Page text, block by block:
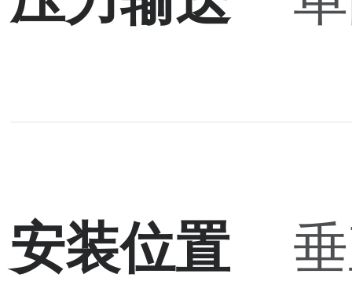
安装位置